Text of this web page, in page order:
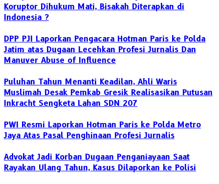
Koruptor Dihukum Mati, Bisakah Diterapkan di
Indonesia ?
DPP PJI Laporkan Pengacara Hotman Paris ke Polda
Jatim atas Dugaan Lecehkan Profesi Jurnalis Dan
Manuver Abuse of Influence
‎Puluhan Tahun Menanti Keadilan, Ahli Waris
Muslimah Desak Pemkab Gresik Realisasikan Putusan
Inkracht Sengketa Lahan SDN 207
PWI Resmi Laporkan Hotman Paris ke Polda Metro
Jaya Atas Pasal Penghinaan Profesi Jurnalis
Advokat Jadi Korban Dugaan Penganiayaan Saat
Rayakan Ulang Tahun, Kasus Dilaporkan ke Polisi